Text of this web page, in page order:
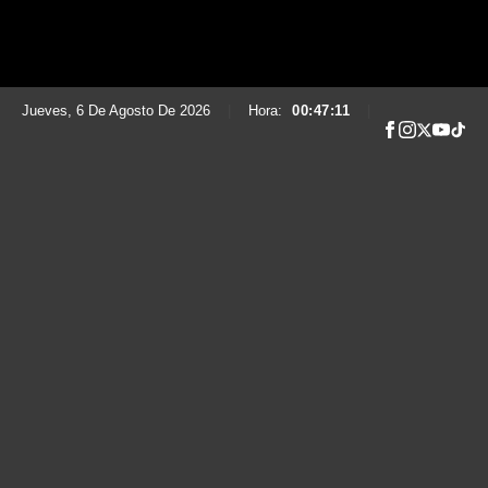
Jueves, 6 De Agosto De 2026 Hora: 00:47:12